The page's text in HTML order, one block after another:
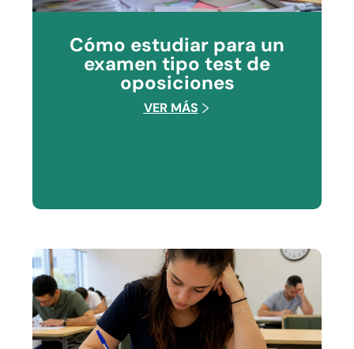
Cómo estudiar para un
examen tipo test de
oposiciones
VER MÁS